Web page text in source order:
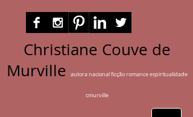
Christiane Couve de
Murville
autora nacional ficção romance espiritualidade
cmurville